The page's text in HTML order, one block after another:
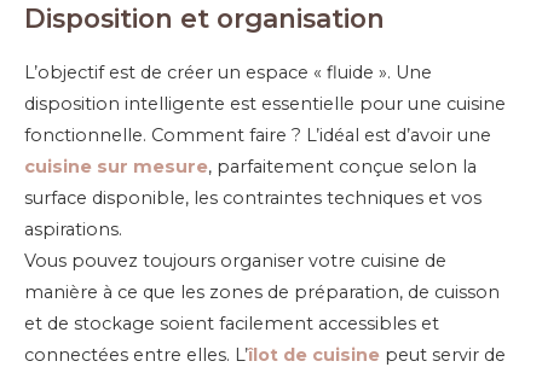
Disposition et organisation
L’objectif est de créer un espace « fluide ». Une
disposition intelligente est essentielle pour une cuisine
fonctionnelle. Comment faire ? L’idéal est d’avoir une
cuisine sur mesure, parfaitement conçue selon la
surface disponible, les contraintes techniques et vos
aspirations.
Vous pouvez toujours organiser votre cuisine de
manière à ce que les zones de préparation, de cuisson
et de stockage soient facilement accessibles et
connectées entre elles. L’îlot de cuisine peut servir de